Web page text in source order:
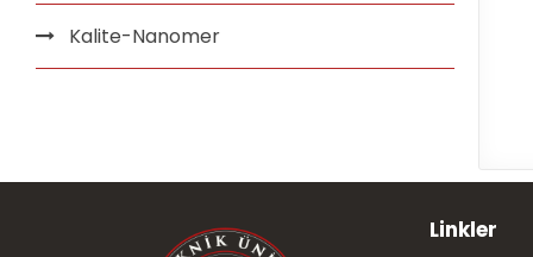
Kalite-Nanomer
Linkler